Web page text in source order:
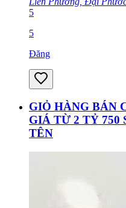
5
5
Đăng
GIỎ HÀNG BÁN
GIÁ TỪ 2 TỶ 750
TÊN